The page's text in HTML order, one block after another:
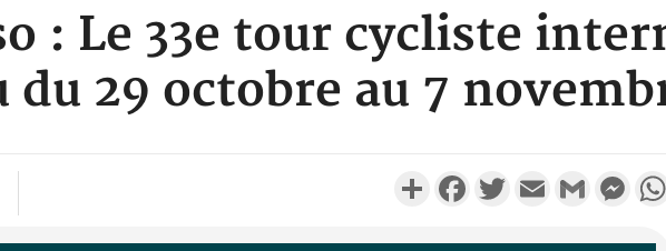
: Le 33e tour cycliste
du 29 octobre au 7
PartagerFacebookTwitterEmail Gmail